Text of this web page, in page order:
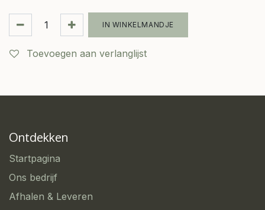
IN WINKELMANDJE
Toevoegen aan verlanglijst
Ontdekken
Startpagina
Ons bedrijf
Afhalen & Leveren